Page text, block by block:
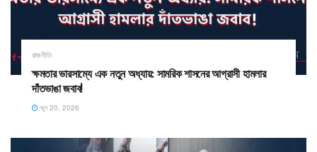
রাজনীতি
ক্ষমতার ভারসাম্যে এক নতুন অধ্যায়: সামরিক শাসনের আগ্রাসী হামলার
দাঁতভাঙা জবাব!
জুন 20, 2026